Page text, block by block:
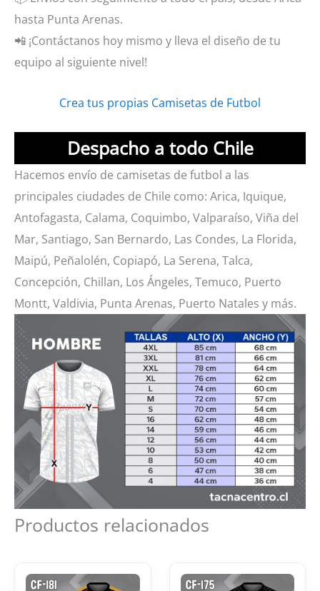
hasta Punta Arenas.
📲 ¡Contáctanos hoy mismo y lleva el diseño de tu
equipo al siguiente nivel!
Crea tus propias Camisetas de Futbol
Despacho a todo Chile
Hacemos envío de camisetas de futbol a las
principales ciudades de Chile como: Arica, Iquique,
Antofagasta, Calama, Coquimbo, Valparaíso, Viña del
Mar, Santiago, San Bernardo, Las Condes, La Florida,
Maipú, Peñalolén, Copiapó, La Serena, Talca,
Concepción, Chillan, Los Ángeles, Temuco, Puerto
Montt, Valdivia, Punta Arenas, Puerto Natales y más.
Productos relacionados